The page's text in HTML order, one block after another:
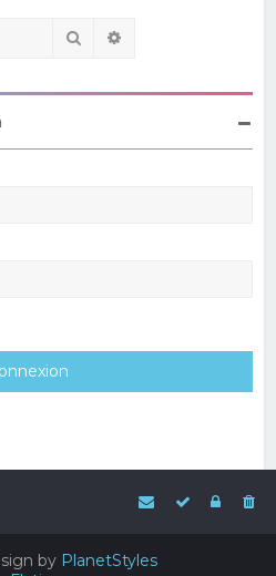
Rechercher
by PlanetStyles